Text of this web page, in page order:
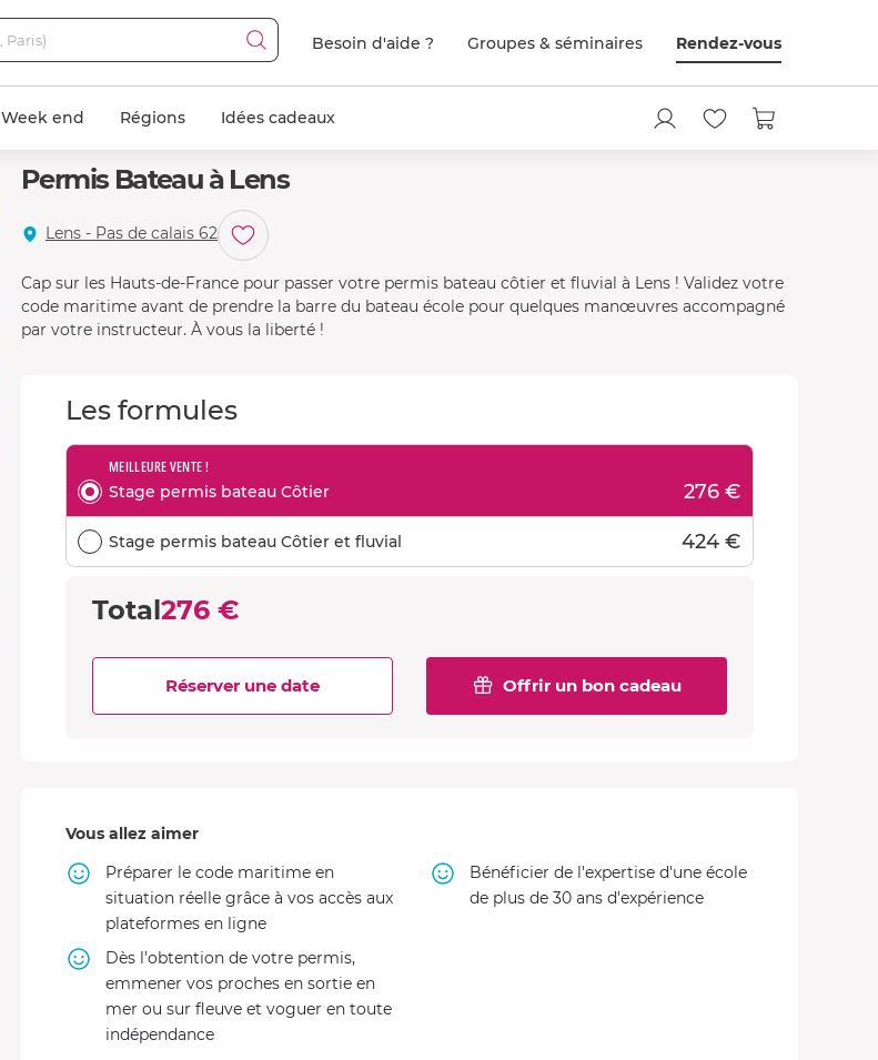
Besoin d'aide ? Groupes & séminaires Rendez-vous
Week end Régions Idées cadeaux
Permis Bateau à Lens
Lens - Pas de calais 62
Cap sur les Hauts-de-France pour passer votre permis bateau côtier et fluvial à Lens ! Validez votre
code maritime avant de prendre la barre du bateau école pour quelques manœuvres accompagné
par votre instructeur. À vous la liberté !
Les formules
MEILLEURE VENTE !
Stage permis bateau Côtier 276 €
Stage permis bateau Côtier et fluvial 424 €
Total276 €
Offrir un bon cadeau
Réserver une date
Vous allez aimer
Préparer le code maritime en
situation réelle grâce à vos accès aux
plateformes en ligne
Bénéficier de l'expertise d'une école
de plus de 30 ans d'expérience
Dès l'obtention de votre permis,
emmener vos proches en sortie en
mer ou sur fleuve et voguer en toute
indépendance